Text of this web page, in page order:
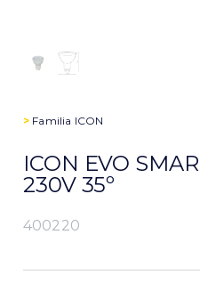
> Familia ICON
ICON EVO
230V 35º
400220